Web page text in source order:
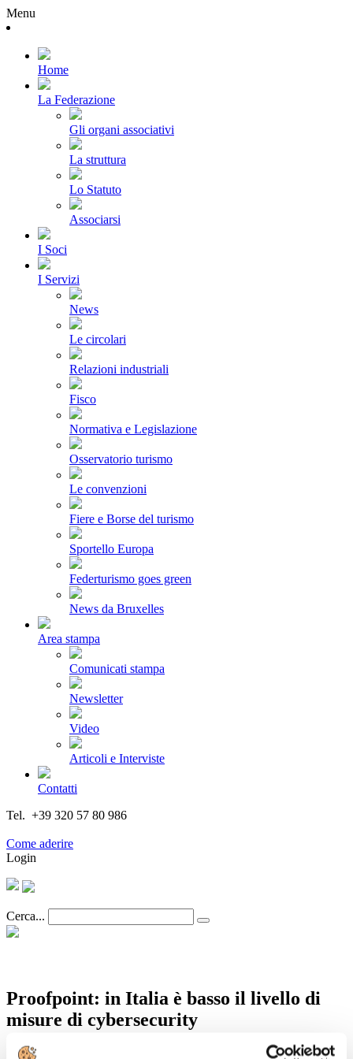
Menu
Home
La Federazione
Gli organi associativi
La struttura
Lo Statuto
Associarsi
I Soci
I Servizi
News
Le circolari
Relazioni industriali
Fisco
Normativa e Legislazione
Osservatorio turismo
Le convenzioni
Fiere e Borse del turismo
Sportello Europa
Federturismo goes green
News da Bruxelles
Area stampa
Comunicati stampa
Newsletter
Video
Articoli e Interviste
Contatti
Tel. +39 320 57 80 986
Come aderire
Login
Cerca...
Proofpoint: in Italia è basso il livello di
misure di cybersecurity
Dettagli